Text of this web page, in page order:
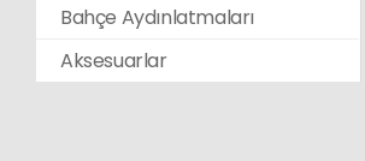
Bahçe Aydınlatmaları
Aksesuarlar